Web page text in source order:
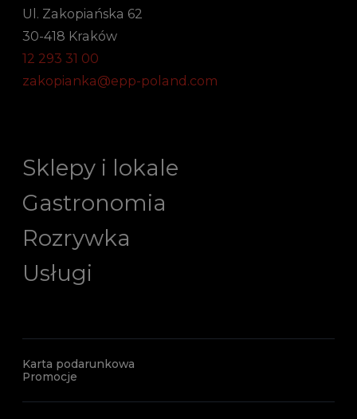
Ul. Zakopiańska 62
30-418 Kraków
12 293 31 00
zakopianka@epp-poland.com
Sklepy i lokale
Gastronomia
Rozrywka
Usługi
Karta podarunkowa
Promocje